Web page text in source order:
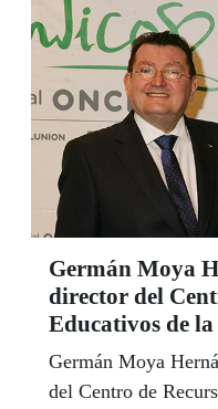
Germán Moya
director del
Educativos de
Germán Moya
del Centro de